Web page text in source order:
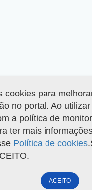
cookies para
no portal. Ao
a política de
ter mais
Política de cookies
ACEITO